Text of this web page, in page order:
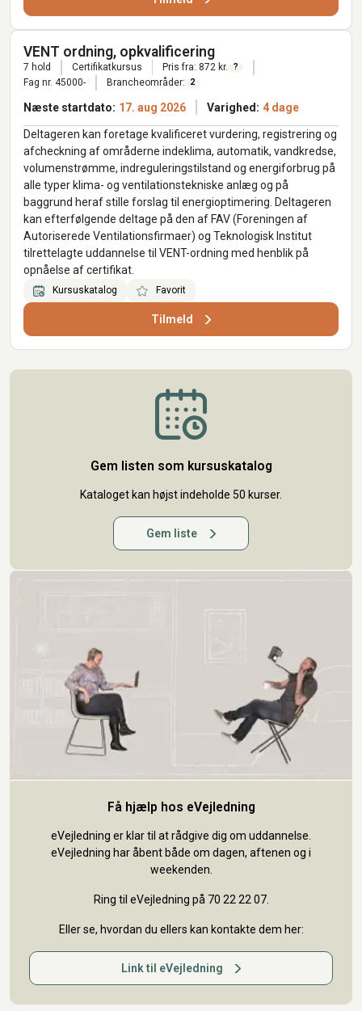
VENT ordning, opkvalificering
7 hold Certifikatkursus Pris fra: 872 kr. ?
Fag nr. 45000- Brancheområder: 2
Næste startdato: 17. aug 2026 Varighed: 4 dage
Deltageren kan foretage kvalificeret vurdering, registrering og
afcheckning af områderne indeklima, automatik, vandkredse,
volumenstrømme, indreguleringstilstand og energiforbrug på
alle typer klima- og ventilationstekniske anlæg og på
baggrund heraf stille forslag til energioptimering. Deltageren
kan efterfølgende deltage på den af FAV (Foreningen af
Autoriserede Ventilationsfirmaer) og Teknologisk Institut
tilrettelagte uddannelse til VENT-ordning med henblik på
opnåelse af certifikat.
Kursuskatalog Favorit
Tilmeld
Gem listen som kursuskatalog
Kataloget kan højst indeholde 50 kurser.
Gem liste
Få hjælp hos eVejledning
eVejledning er klar til at rådgive dig om uddannelse.
eVejledning har åbent både om dagen, aftenen og i
weekenden.
Ring til eVejledning på 70 22 22 07.
Eller se, hvordan du ellers kan kontakte dem her:
Link til eVejledning